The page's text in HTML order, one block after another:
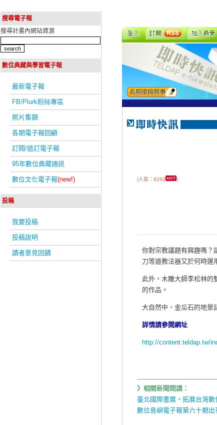
搜尋電子報
搜尋計畫內網站資源
數位典藏與學習電子報
最新電子報
FB/Plurk粉絲專區
照片集錦
各期電子報回顧
訂閱/退訂電子報
95年數位典藏通訊
數位文化電子報(new!)
投稿
我要投稿
投稿說明
讀者意見回饋
(人氣：6293 )
你對宗教議題有興趣嗎？
刀等道教法器又於何時運
此外，木雕大師李松林的
的作品。
大自然中，金瓜石的地景
詳情請參閱網址
http://content.teldap.tw/
》相關新聞閱讀：
臺北國際書展‧拓展台灣數
數位島嶼電子報第六十期出